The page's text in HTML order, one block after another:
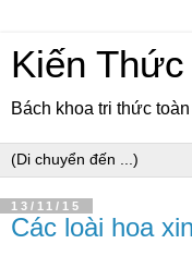
Kiến
Bách khoa tri thức
13/11/15
Các loài hoa